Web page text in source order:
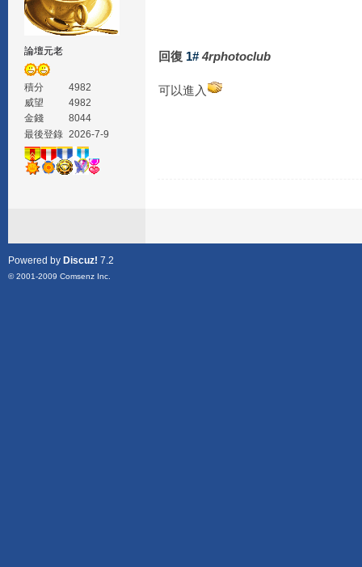
論壇元老
積分
4982
威望
4982
金錢
8044
最後登錄 2026-7-9
回復 1# 4rphotoclub
可以進入
Powered by Discuz! 7.2
© 2001-2009 Comsenz Inc.